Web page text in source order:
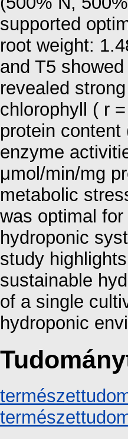
supported
root weight:
and T5
revealed
chlorophyll ( r
protein
enzyme
μmol/min/mg
metabolic
was optimal
hydroponic
study
sustainable
of a single
hydroponic